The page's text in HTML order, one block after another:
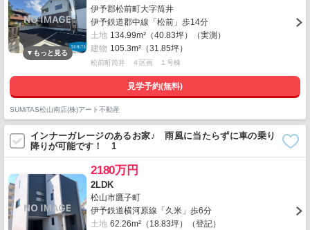
伊予郡松前町大字筒井
伊予鉄道郡中線「松前」歩14分
土地 134.99m²（40.83坪）（実測）
建物 105.3m²（31.85坪）
松前町筒井 ４区画 １号棟
見学予約(無料)
SUMiTAS松山南店(株)アート不動産
インナーガレージのあるお家♪ 雨風に当たらずに車の乗り
降りが可能です！ 1
2180万円
2LDK
松山市鷹子町
伊予鉄道横河原線「久米」歩6分
土地 62.26m²（18.83坪）（登記）